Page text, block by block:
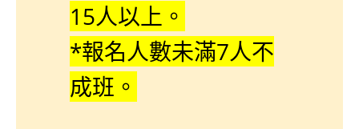
15人以上。
*報名人數未滿7人不
成班。